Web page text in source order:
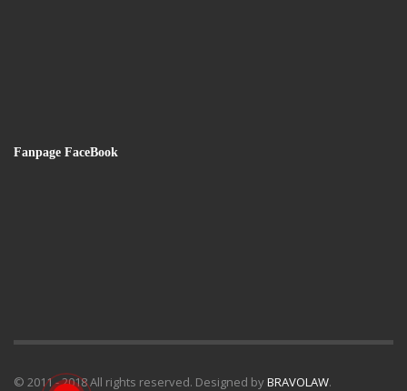
Fanpage FaceBook
© 2011 - 2018 All rights reserved. Designed byBRAVOLAW.